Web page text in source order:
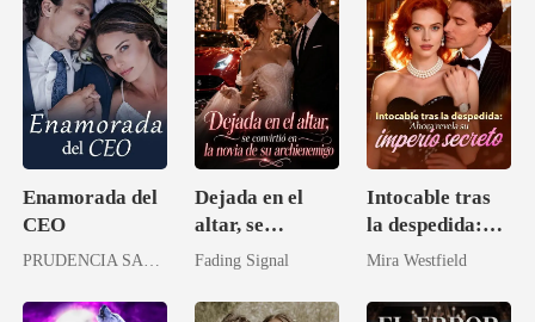
Enamorada del
CEO
Dejada en el
altar, se
convirtió en la
archienemigo
Fading Signal
Intocable tras
la despedida:
Ahora revela su
Mira Westfield